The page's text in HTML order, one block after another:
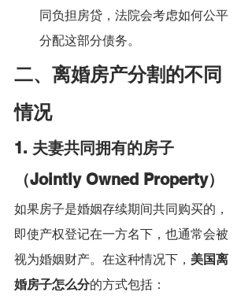
同负担房贷，法院会考虑如何公平
分配这部分债务。
二、离婚房产分割的不同
情况
1. 夫妻共同拥有的房子
（Jointly Owned Property）
如果房子是婚姻存续期间共同购买的，
即使产权登记在一方名下，也通常会被
视为婚姻财产。在这种情况下， 美国离
婚房子怎么分的方式包括：